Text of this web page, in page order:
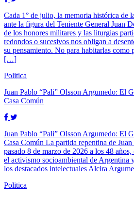
Cada 1° de julio, la memoria histórica de
ante la figura del Teniente General Juan
de los honores militares y las liturgias
redondos o sucesivos nos obligan a
su pensamiento. No para habitarlas como
[…]
Politica
Juan Pablo “Pali” Olsson Argumedo: El
Casa Común
Juan Pablo “Pali” Olsson Argumedo: El
Casa Común La partida repentina de
pasado 8 de marzo de 2026 a los 48
el activismo socioambiental de Argentina
los destacados intelectuales Alcira
Politica